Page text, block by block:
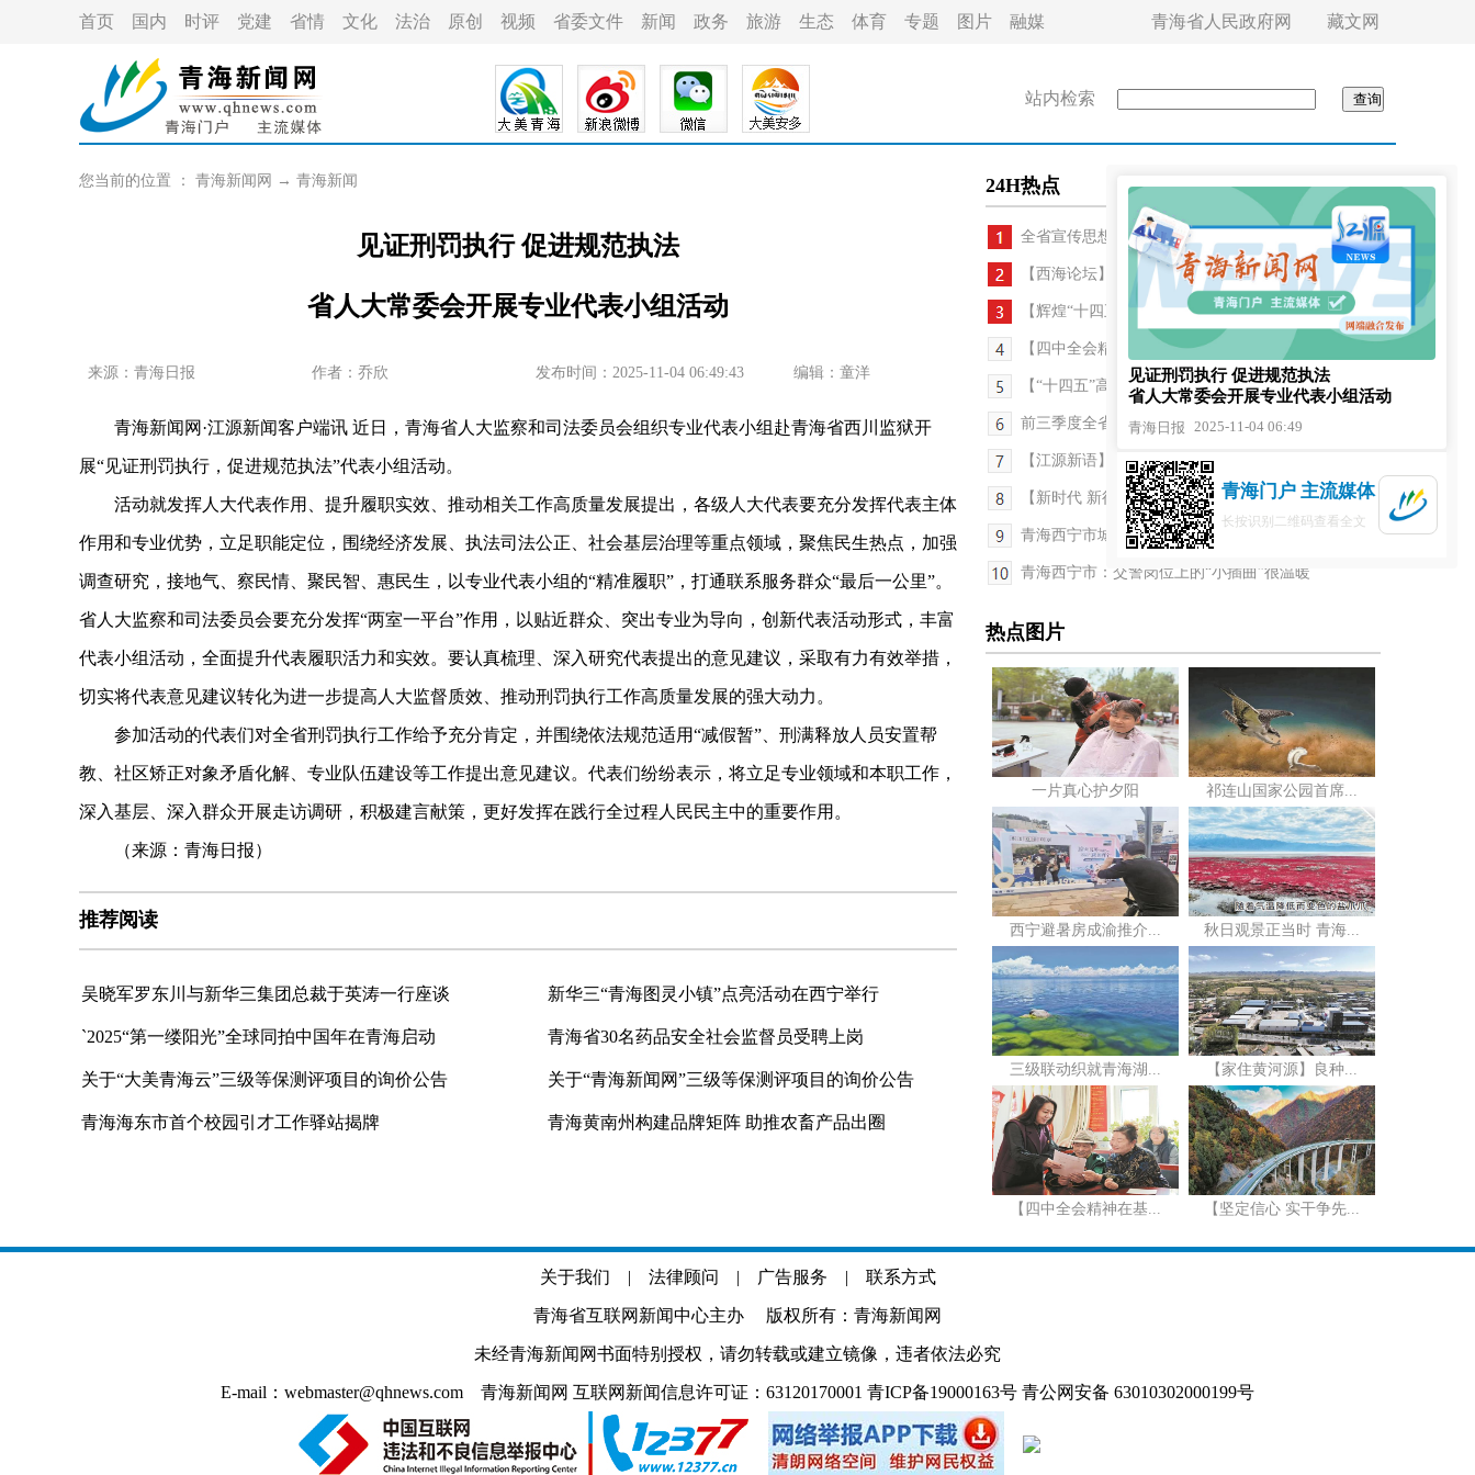
首页 国内 时评 党建 省情 文化 法治 原创 视频 省委文件 新闻 政务 旅游 生态 体育 专题 图片 融媒 青海省人民政府网 藏文网
站内检索
您当前的位置 ： 青海新闻网 → 青海新闻
见证刑罚执行 促进规范执法
省人大常委会开展专业代表小组活动
来源：青海日报 作者： 乔欣 发布时间：2025-11-04 06:49:43 编辑：童洋
青海新闻网·江源新闻客户端讯 近日，青海省人大监察和司法委员会组织专业代表小组赴青海省西川监狱开
展“见证刑罚执行，促进规范执法”代表小组活动。
活动就发挥人大代表作用、提升履职实效、推动相关工作高质量发展提出，各级人大代表要充分发挥代表主体
作用和专业优势，立足职能定位，围绕经济发展、执法司法公正、社会基层治理等重点领域，聚焦民生热点，加强
调查研究，接地气、察民情、聚民智、惠民生，以专业代表小组的“精准履职”，打通联系服务群众“最后一公里”。
省人大监察和司法委员会要充分发挥“两室一平台”作用，以贴近群众、突出专业为导向，创新代表活动形式，丰富
代表小组活动，全面提升代表履职活力和实效。要认真梳理、深入研究代表提出的意见建议，采取有力有效举措，
切实将代表意见建议转化为进一步提高人大监督质效、推动刑罚执行工作高质量发展的强大动力。
参加活动的代表们对全省刑罚执行工作给予充分肯定，并围绕依法规范适用“减假暂”、刑满释放人员安置帮
教、社区矫正对象矛盾化解、专业队伍建设等工作提出意见建议。代表们纷纷表示，将立足专业领域和本职工作，
深入基层、深入群众开展走访调研，积极建言献策，更好发挥在践行全过程人民民主中的重要作用。
（来源：青海日报）
推荐阅读
吴晓军罗东川与新华三集团总裁于英涛一行座谈 新华三“青海图灵小镇”点亮活动在西宁举行
`2025“第一缕阳光”全球同拍中国年在青海启动 青海省30名药品安全社会监督员受聘上岗
关于“大美青海云”三级等保测评项目的询价公告 关于“青海新闻网”三级等保测评项目的询价公告
青海海东市首个校园引才工作驿站揭牌 青海黄南州构建品牌矩阵 助推农畜产品出圈
24H热点
全省宣传思想文化系统学习宣传贯彻党的二十届...
【西海论坛】“投资于人”为发展注入新动能
【辉煌“十四五” 改革谱新篇·走基层 看变化】500...
【四中全会精神在基层】新屋展笑颜 幸福踏歌来
【“十四五”高质量发展答卷】青海全力推进交通基...
前三季度全省农产品出口额增速居全国首位 “青字号...
【江源新语】初心和汗水浇灌“甜蜜果”——“懂感...
【新时代 新征程 新伟业·高质量发展调研行】战沙一...
青海西宁市城北区：二十里铺镇酸菜节“腌”出乡村...
青海西宁市：交警岗位上的“小插曲”很温暖
热点图片
一片真心护夕阳 祁连山国家公园首席...
西宁避暑房成渝推介... 秋日观景正当时 青海...
三级联动织就青海湖... 【家住黄河源】良种...
【四中全会精神在基... 【坚定信心 实干争先...
关于我们 | 法律顾问 | 广告服务 | 联系方式
青海省互联网新闻中心主办 版权所有：青海新闻网
未经青海新闻网书面特别授权，请勿转载或建立镜像，违者依法必究
E-mail：webmaster@qhnews.com 青海新闻网 互联网新闻信息许可证：63120170001 青ICP备19000163号 青公网安备 63010302000199号
见证刑罚执行 促进规范执法
省人大常委会开展专业代表小组活动
青海日报 2025-11-04 06:49
青海门户 主流媒体
长按识别二维码查看全文